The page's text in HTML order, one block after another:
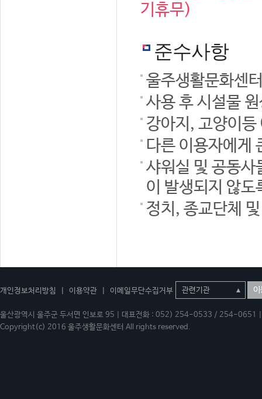
기휴무)
준수사항
울주생활문화센
사용 후 시설물
강아지, 고양이
다른 이용자에게
샤워실 및 공동사
이 발생되지 않도
정치, 종교단체
개인정보처리방침 이용약관 이메일무단수집거부 이
울산광역시 울주군 두서면 인보로 95 | 대표전화 : 052) 254-0533 / 254-
Copyright(c) 2016 울주생활문화센터 All rights reserved.